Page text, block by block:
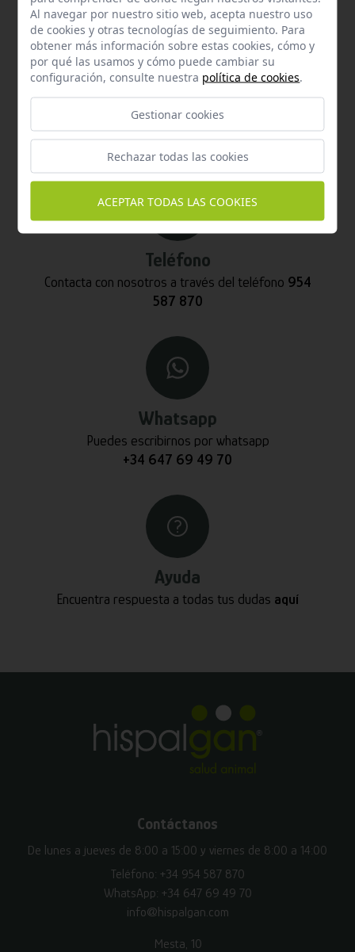
Contacta con nosotros vía email
Teléfono
Contacta con nosotros a través del teléfono 954
587 870
Whatsapp
Puedes escribirnos por whatsapp
+34 647 69 49 70
Ayuda
Encuentra respuesta a todas tus dudas aquí
Contáctanos
De lunes a jueves de 8:00 a 15:00 y viernes de 8:00 a 14:00
Teléfono: +34 954 587 870
WhatsApp: +34 647 69 49 70
info@hispalgan.com
Mesta, 10
Al navegar por nuestro sitio web, acepta nuestro uso
de cookies y otras tecnologías de seguimiento. Para
obtener más información sobre estas cookies, cómo y
por qué las usamos y cómo puede cambiar su
configuración, consulte nuestra política de cookies.
Gestionar cookies
Rechazar todas las cookies
ACEPTAR TODAS LAS COOKIES